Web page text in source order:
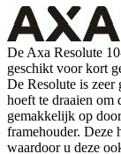
De Axa Resolute
geschikt voor kort
De Resolute is
hoeft te draaien om
gemakkelijk op
framehouder. Deze
waardoor u deze